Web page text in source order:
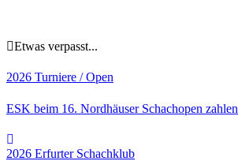
Etwas verpasst...
2026 Turniere / Open
ESK beim 16. Nordhäuser Schachopen
2026 Erfurter Schachklub